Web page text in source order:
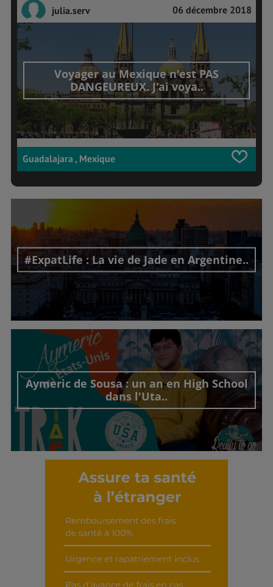
julia.serv 06 décembre 2018
Voyager au Mexique n'est PAS
DANGEUREUX. J'ai voya..
Guadalajara , Mexique
#ExpatLife : La vie de Jade en Argentine..
Découvrir cet interview
Aymeric de Sousa : un an en High School
dans l'Uta..
Découvrir cet interview